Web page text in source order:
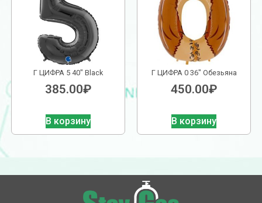
Г ЦИФРА 5 40″ Black
385.00₽
В корзину
Г ЦИФРА 0 36″ Обезьяна
450.00₽
В корзину